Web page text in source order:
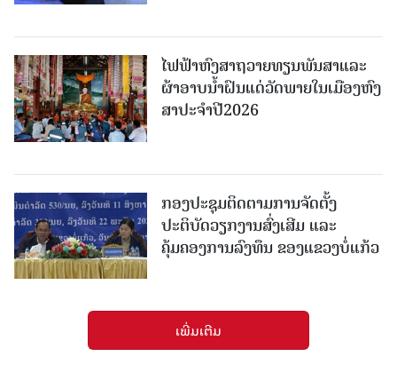
ໄຟຟ້າຫົງສາຖວາຍທຽນພັນສາແລະ
ຜ້າອາບນໍ້າຝົນແດ່ວັດພາຍໃນເມືອງຫົງ
ສາປະຈໍາປີ2026
ກອງປະຊຸມຕິດຕາມການຈັດຕັ້ງ
ປະຕິບັດວຽກງານສົ່ງເສີມ ແລະ
ຄຸ້ມຄອງການລົງທຶນ ຂອງແຂວງບໍ່ແກ້ວ
ເພີ່ມເຕີມ